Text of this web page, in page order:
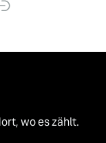
wo es zählt.